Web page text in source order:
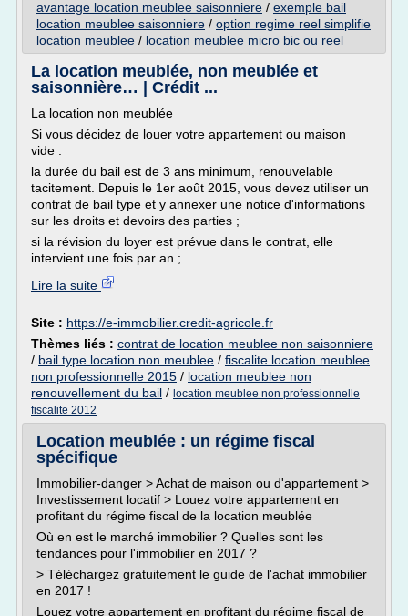
avantage location meublee saisonniere / exemple bail
location meublee saisonniere / option regime reel simplifie
location meublee / location meublee micro bic ou reel
La location meublée, non meublée et
saisonnière… | Crédit ...
La location non meublée
Si vous décidez de louer votre appartement ou maison
vide :
la durée du bail est de 3 ans minimum, renouvelable
tacitement. Depuis le 1er août 2015, vous devez utiliser un
contrat de bail type et y annexer une notice d'informations
sur les droits et devoirs des parties ;
si la révision du loyer est prévue dans le contrat, elle
intervient une fois par an ;...
Lire la suite
Site : https://e-immobilier.credit-agricole.fr
Thèmes liés : contrat de location meublee non saisonniere
/ bail type location non meublee / fiscalite location meublee
non professionnelle 2015 / location meublee non
renouvellement du bail / location meublee non professionnelle
fiscalite 2012
Location meublée : un régime fiscal
spécifique
Immobilier-danger > Achat de maison ou d'appartement >
Investissement locatif > Louez votre appartement en
profitant du régime fiscal de la location meublée
Où en est le marché immobilier ? Quelles sont les
tendances pour l'immobilier en 2017 ?
> Téléchargez gratuitement le guide de l'achat immobilier
en 2017 !
Louez votre appartement en profitant du régime fiscal de